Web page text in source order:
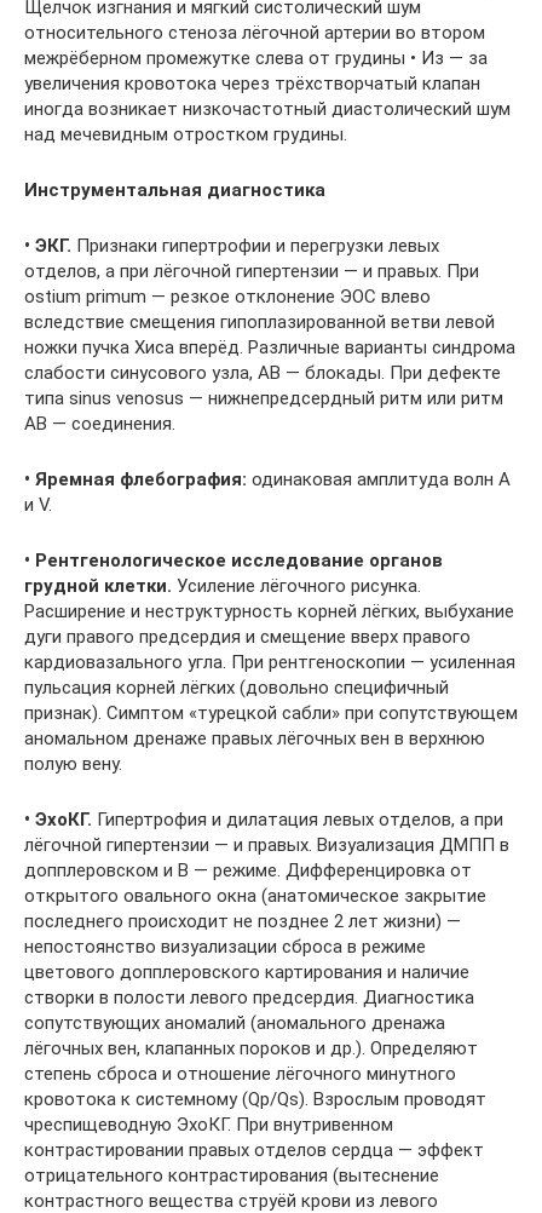
Щелчок изгнания и мягкий систолический шум
относительного стеноза лёгочной артерии во втором
межрёберном промежутке слева от грудины • Из — за
увеличения кровотока через трёхстворчатый клапан
иногда возникает низкочастотный диастолический шум
над мечевидным отростком грудины.
Инструментальная диагностика
• ЭКГ. Признаки гипертрофии и перегрузки левых
отделов, а при лёгочной гипертензии — и правых. При
ostium primum — резкое отклонение ЭОС влево
вследствие смещения гипоплазированной ветви левой
ножки пучка Хиса вперёд. Различные варианты синдрома
слабости синусового узла, АВ — блокады. При дефекте
типа sinus venosus — нижнепредсердный ритм или ритм
АВ — соединения.
• Яремная флебография: одинаковая амплитуда волн A
и V.
• Рентгенологическое исследование органов
грудной клетки. Усиление лёгочного рисунка.
Расширение и неструктурность корней лёгких, выбухание
дуги правого предсердия и смещение вверх правого
кардиовазального угла. При рентгеноскопии — усиленная
пульсация корней лёгких (довольно специфичный
признак). Симптом «турецкой сабли» при сопутствующем
аномальном дренаже правых лёгочных вен в верхнюю
полую вену.
• ЭхоКГ. Гипертрофия и дилатация левых отделов, а при
лёгочной гипертензии — и правых. Визуализация ДМПП в
допплеровском и В — режиме. Дифференцировка от
открытого овального окна (анатомическое закрытие
последнего происходит не позднее 2 лет жизни) —
непостоянство визуализации сброса в режиме
цветового допплеровского картирования и наличие
створки в полости левого предсердия. Диагностика
сопутствующих аномалий (аномального дренажа
лёгочных вен, клапанных пороков и др.). Определяют
степень сброса и отношение лёгочного минутного
кровотока к системному (Qp/Qs). Взрослым проводят
чреспищеводную ЭхоКГ. При внутривенном
контрастировании правых отделов сердца — эффект
отрицательного контрастирования (вытеснение
контрастного вещества струёй крови из левого